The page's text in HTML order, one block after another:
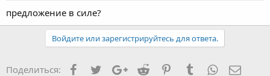
предложение в силе?
Войдите или зарегистрируйтесь для ответа.
Поделиться: FacebookTwitterGoogle+
Reddit PinterestTumblrWhatsApp